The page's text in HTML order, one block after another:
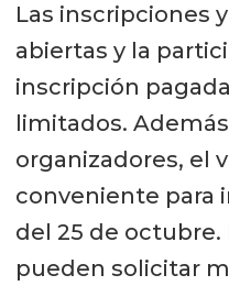
Las inscripciones
abiertas y la
inscripción
limitados.
organizadores, el
conveniente para
del 25 de octubre.
pueden solicitar